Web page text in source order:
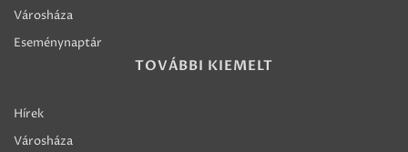
Városháza
Eseménynaptár
TOVÁBBI KIEMELT
Hírek
Városháza